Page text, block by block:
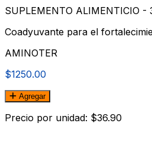
SUPLEMENTO ALIMENTICIO -
Coadyuvante para el
AMINOTER
$1250.00
Agregar
Precio por unidad: $36.90